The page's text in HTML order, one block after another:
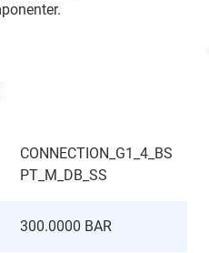
CONNECTION_G1_4_BS
PT_M_DB_SS
300.0000 BAR